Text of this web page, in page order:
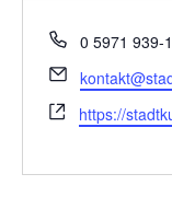
Telefon
0 5971 939-
Email
Webseite
https://